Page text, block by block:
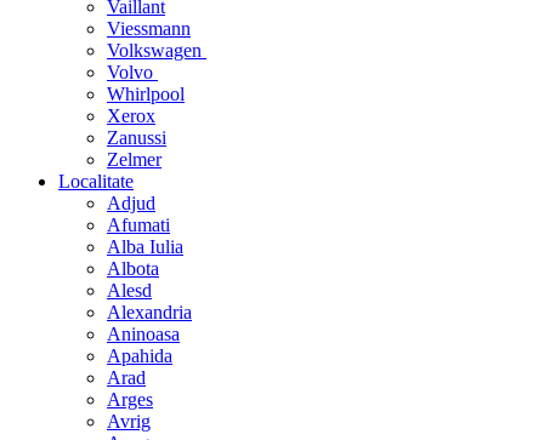
Vaillant
Viessmann
Volkswagen
Volvo
Whirlpool
Xerox
Zanussi
Zelmer
Localitate
Adjud
Afumati
Alba Iulia
Albota
Alesd
Alexandria
Aninoasa
Apahida
Arad
Arges
Avrig